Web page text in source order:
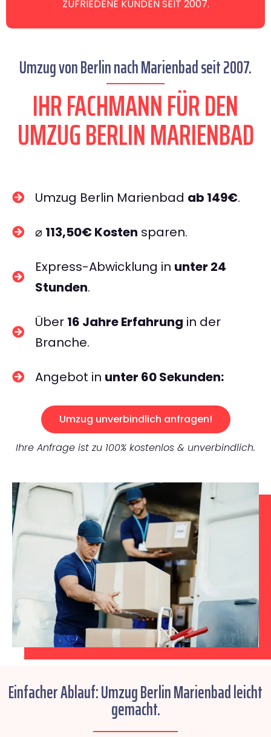
ZUFRIEDENE KUNDEN SEIT 2007.
Umzug von Berlin nach Marienbad seit 2007.
IHR FACHMANN FÜR DEN
UMZUG BERLIN MARIENBAD
Umzug Berlin Marienbad ab 149€.
⌀ 113,50€ Kosten sparen.
Express-Abwicklung in unter 24
Stunden.
Über 16 Jahre Erfahrung in der
Branche.
Angebot in unter 60 Sekunden:
Umzug unverbindlich anfragen!
Ihre Anfrage ist zu 100% kostenlos & unverbindlich.
Einfacher Ablauf: Umzug Berlin Marienbad leicht
gemacht.